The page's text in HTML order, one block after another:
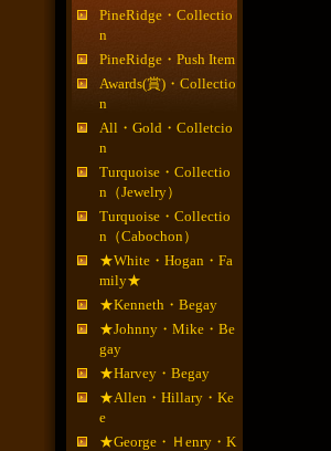
PineRidge・Collectio
n
PineRidge・Push Item
Awards(賞)・Collectio
n
All・Gold・Colletcio
n
Turquoise・Collectio
n（Jewelry）
Turquoise・Collectio
n（Cabochon）
★White・Hogan・Fa
mily★
★Kenneth・Begay
★Johnny・Mike・Be
gay
★Harvey・Begay
★Allen・Hillary・Ke
e
★George・Ｈenry・K